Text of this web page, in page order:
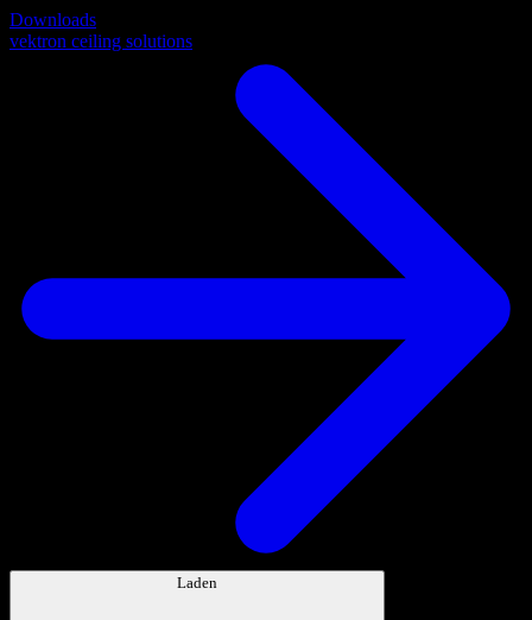
Downloads
vektron ceiling solutions
Laden